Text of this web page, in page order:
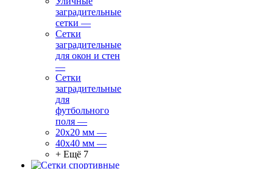
заградительные
сетки —
Сетки
заградительные
для окон и стен
—
Сетки
заградительные
для
футбольного
поля —
20х20 мм —
40х40 мм —
+ Ещё 7